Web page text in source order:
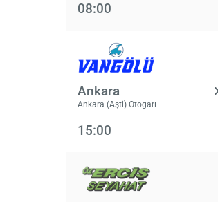
08:00
Ankara
Ankara (Aşti) Otogarı
15:00